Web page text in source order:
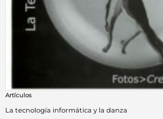
Artículos
La tecnología informática y la danza